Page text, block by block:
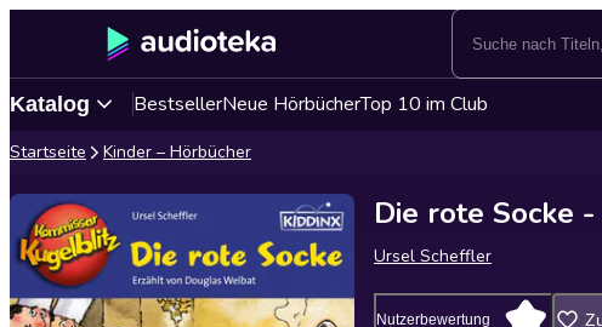
Katalog BestsellerNeue HörbücherTop 10 im Club
Startseite Kinder – Hörbücher
Die rote Socke
Ursel Scheffler
Nutzerbewertung